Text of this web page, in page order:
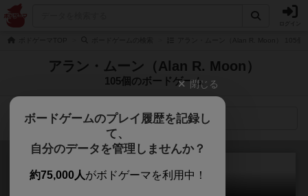
アラン・ムーン（Alan R. Moon）
105個のボードゲーム
検索メニュー
閉じる
ボードゲームのプレイ履歴を記録し
て、
自分のデータを管理しませんか？
約75,000人がボドゲーマを利用中！